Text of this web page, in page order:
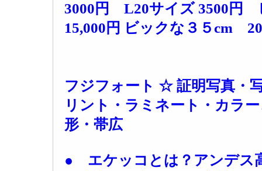
3000円 L20サイズ 3500円
15,000円 ビックな３５cm
フジフォート ☆ 証明写真・
リント・ラミネート・カラ
形・帯広
● エケッコとは？アンデス